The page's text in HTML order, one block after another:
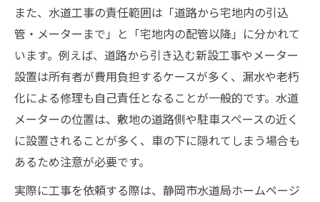
メーター交換の流れや負担者を詳しく知る
水道メーター交換が必要なタイミングとは
水道工事でメーター交換を依頼する手順
メーター交換費用の負担者は誰になるか
水道局や管理会社への連絡事項まとめ
検針や漏水調査時の交換チェックポイント
自宅の水道メーター位置を探すコツ
戸建て住宅で水道メーターを探すポイント
また、水道工事の責任範囲は「道路から宅地内の引込
管・メーターまで」と「宅地内の配管以降」に分かれて
います。例えば、道路から引き込む新設工事やメーター
設置は所有者が費用負担するケースが多く、漏水や老朽
化による修理も自己責任となることが一般的です。水道
メーターの位置は、敷地の道路側や駐車スペースの近く
に設置されることが多く、車の下に隠れてしまう場合も
あるため注意が必要です。
実際に工事を依頼する際は、静岡市水道局ホームページ